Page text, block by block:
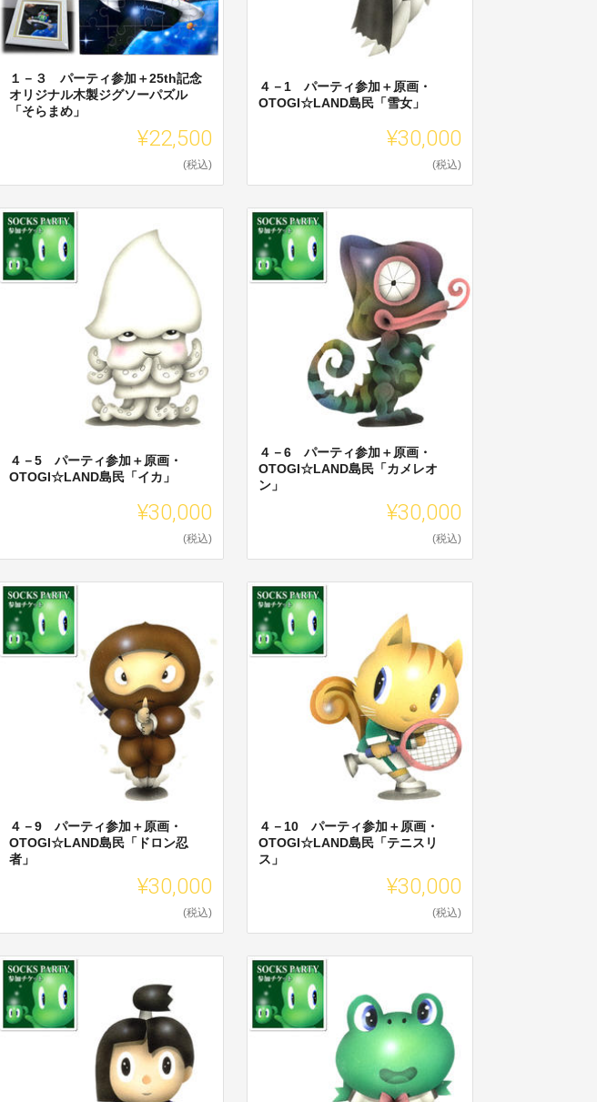
１－３ パーティ参加＋25th記念
オリジナル木製ジグソーパズル
「そらまめ」
¥22,500
(税込)
４－1 パーティ参加＋原画・
OTOGI☆LAND島民「雪女」
¥30,000
(税込)
４－5 パーティ参加＋原画・
OTOGI☆LAND島民「イカ」
¥30,000
(税込)
４－6 パーティ参加＋原画・
OTOGI☆LAND島民「カメレオ
ン」
¥30,000
(税込)
４－9 パーティ参加＋原画・
OTOGI☆LAND島民「ドロン忍
者」
¥30,000
(税込)
４－10 パーティ参加＋原画・
OTOGI☆LAND島民「テニスリ
ス」
¥30,000
(税込)